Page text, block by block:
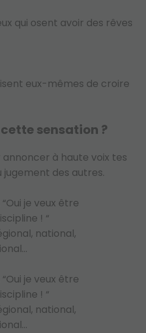
qui osent avoir des rêves
eux-mêmes de croire
sensation ?
à haute voix tes
des autres.
je veux être
! “
national,
je veux être
! “
national,